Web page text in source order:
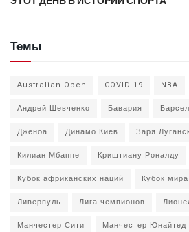
Темы
Australian Open COVID-19 NBA
Андрей Шевченко
Бавария
Дженоа
Динамо Киев Заря
Килиан Мбаппе
Криштиану Роналду
Кубок африканских наций
Кубок
Ливерпуль
Лига чемпионов
Манчестер Сити
Манчестер Юнайтед